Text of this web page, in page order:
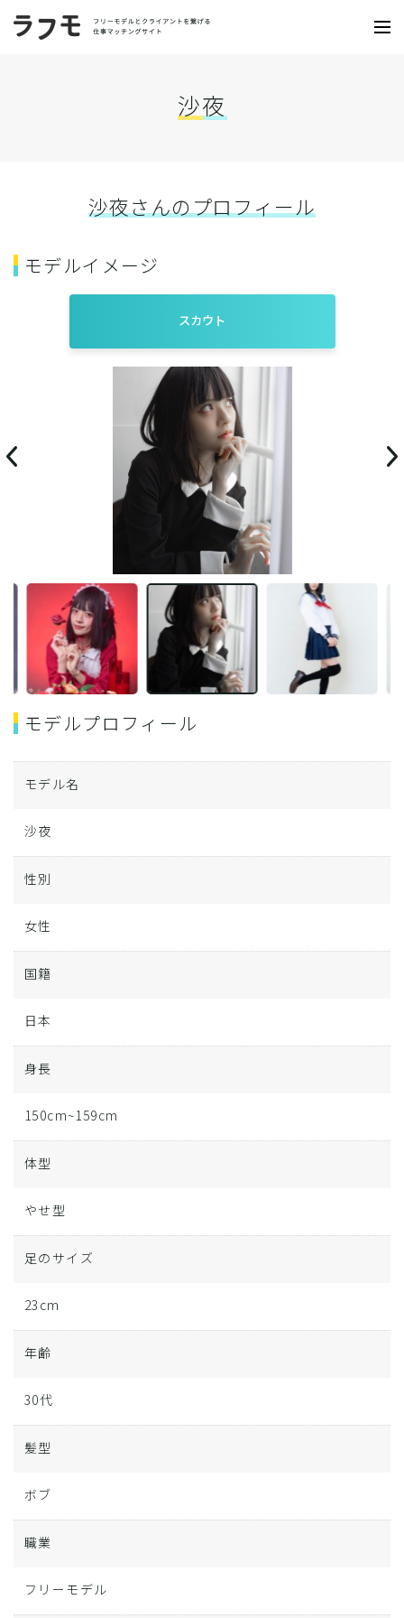
沙夜
沙夜さんのプロフィール
モデルイメージ
スカウト
モデルプロフィール
モデル名
沙夜
性別
女性
国籍
日本
身長
150cm~159cm
体型
やせ型
足のサイズ
23cm
年齢
30代
髪型
ボブ
職業
フリーモデル